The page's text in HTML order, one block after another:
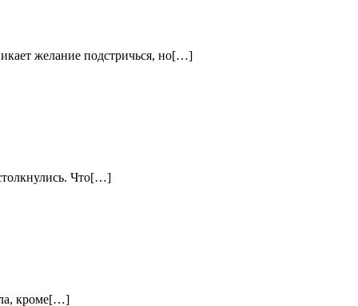
желание подстричься, но[…]
Что[…]
кроме[…]